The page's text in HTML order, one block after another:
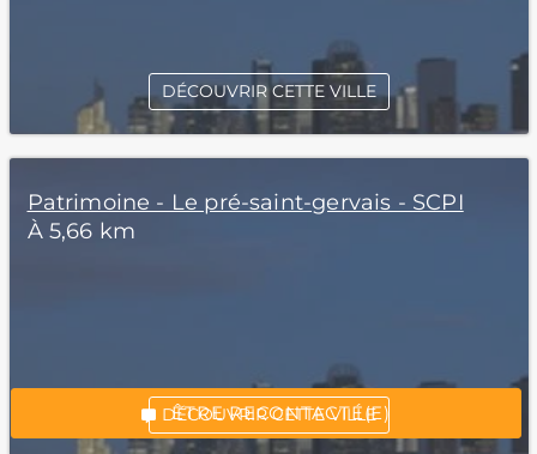
*Champs obligatoires
“Excellent”, 165 avis
ÊTRE RECONTACTÉ(E)
DÉCOUVRIR CETTE VILLE
Patrimoine - Le pré-saint-gervais - SCPI
À 5,66 km
DÉCOUVRIR CETTE VILLE